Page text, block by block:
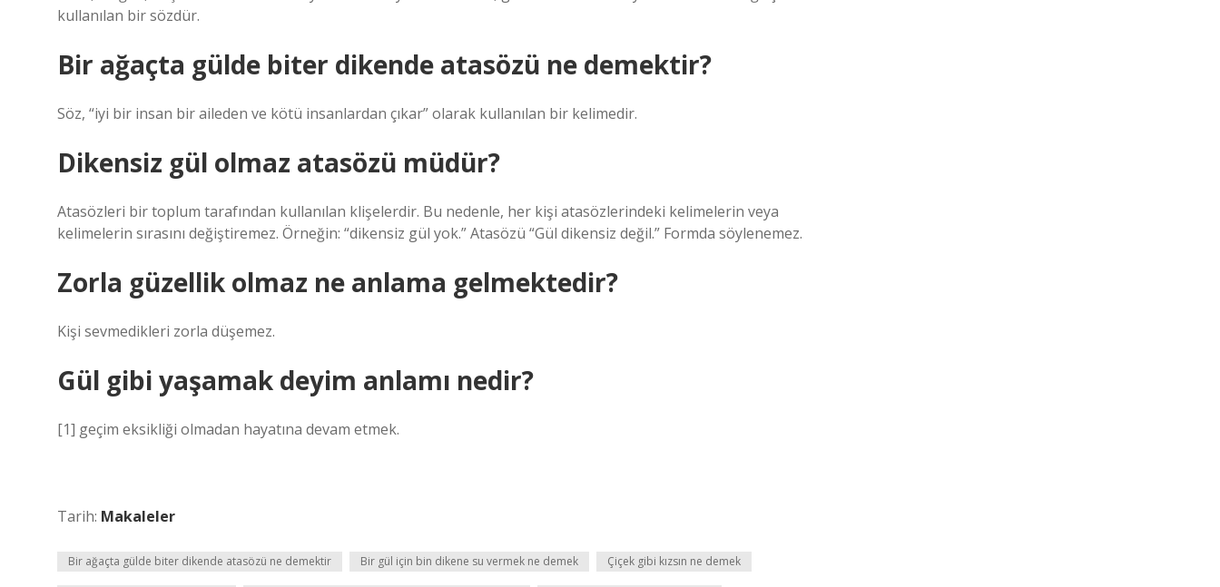
kullanılan bir sözdür.
Bir ağaçta gülde biter dikende atasözü ne demektir?
Söz, “iyi bir insan bir aileden ve kötü insanlardan çıkar” olarak kullanılan bir kelimedir.
Dikensiz gül olmaz atasözü müdür?
Atasözleri bir toplum tarafından kullanılan klişelerdir. Bu nedenle, her kişi atasözlerindeki kelimelerin veya
kelimelerin sırasını değiştiremez. Örneğin: “dikensiz gül yok.” Atasözü “Gül dikensiz değil.” Formda söylenemez.
Zorla güzellik olmaz ne anlama gelmektedir?
Kişi sevmedikleri zorla düşemez.
Gül gibi yaşamak deyim anlamı nedir?
[1] geçim eksikliği olmadan hayatına devam etmek.
Tarih: Makaleler
Bir ağaçta gülde biter dikende atasözü ne demektir Bir gül için bin dikene su vermek ne demek Çiçek gibi kızsın ne demek